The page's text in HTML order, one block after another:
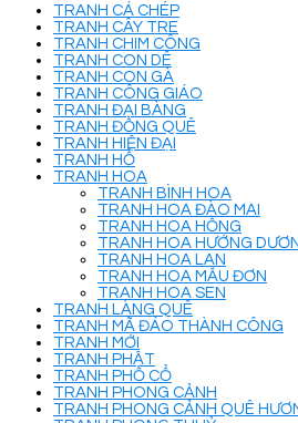
TRANH CÁ CHÉP
TRANH CÂY TRE
TRANH CHIM CÔNG
TRANH CON DÊ
TRANH CON GÀ
TRANH CÔNG GIÁO
TRANH ĐẠI BÀNG
TRANH ĐỒNG QUÊ
TRANH HIỆN ĐẠI
TRANH HỔ
TRANH HOA
TRANH BÌNH HOA
TRANH HOA ĐÀO MAI
TRANH HOA HỒNG
TRANH HOA HƯỚNG
TRANH HOA LAN
TRANH HOA MẪU ĐƠN
TRANH HOA SEN
TRANH LÀNG QUÊ
TRANH MÃ ĐÁO THÀNH CÔNG
TRANH MỚI
TRANH PHẬT
TRANH PHỐ CỔ
TRANH PHONG CẢNH
TRANH PHONG CẢNH QUÊ